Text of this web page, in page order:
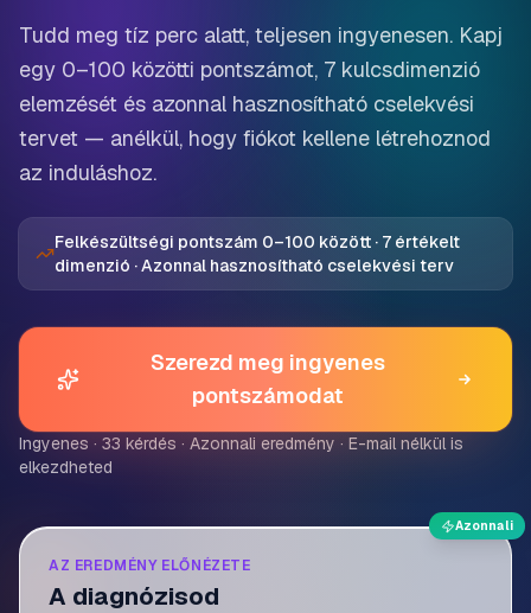
Tudd meg tíz perc alatt, teljesen ingyenesen. Kapj
egy 0–100 közötti pontszámot, 7 kulcsdimenzió
elemzését és azonnal hasznosítható cselekvési
tervet — anélkül, hogy fiókot kellene létrehoznod
az induláshoz.
Felkészültségi pontszám 0–100 között · 7 értékelt
dimenzió · Azonnal hasznosítható cselekvési terv
Szerezd meg ingyenes
pontszámodat
Ingyenes · 33 kérdés · Azonnali eredmény · E-mail nélkül is
elkezdheted
AZ EREDMÉNY ELŐNÉZETE
A diagnózisod
Azonnali